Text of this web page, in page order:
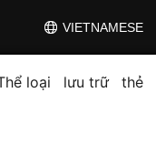
VIETNAMESE
loại lưu trữ thẻ